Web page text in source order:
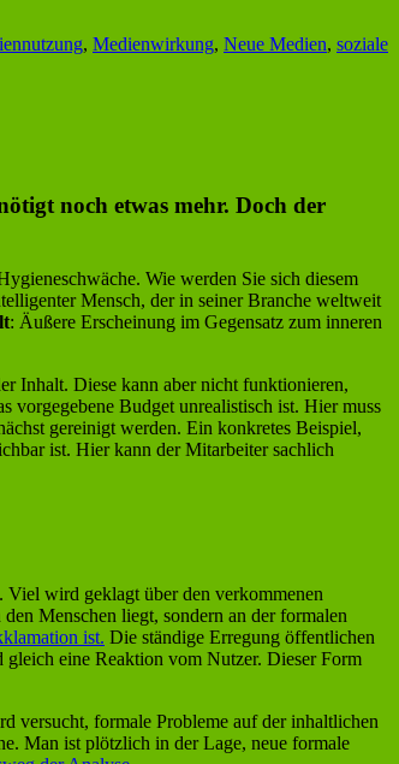
, Medienwirkung, Neue Medien, soziale
noch etwas mehr. Doch der
Wie werden Sie sich diesem
Mensch, der in seiner Branche weltweit
: Äußere Erscheinung im Gegensatz zum inneren
Inhalt. Diese kann aber nicht funktionieren,
vorgegebene Budget unrealistisch ist. Hier muss
gereinigt werden. Ein konkretes Beispiel,
ist. Hier kann der Mitarbeiter sachlich
Viel wird geklagt über den verkommenen
Menschen liegt, sondern an der formalen
ist. Die ständige Erregung öffentlichen
gleich eine Reaktion vom Nutzer. Dieser Form
versucht, formale Probleme auf der inhaltlichen
Man ist plötzlich in der Lage, neue formale